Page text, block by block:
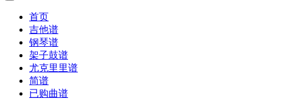
首页
吉他谱
钢琴谱
架子鼓谱
尤克里里谱
简谱
已购曲谱